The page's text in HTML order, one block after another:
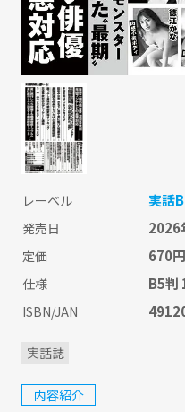
レーベル 実話
発売日 2026
定価 670円
仕様 B5判
ISBN/JAN
実話誌
内容紹介